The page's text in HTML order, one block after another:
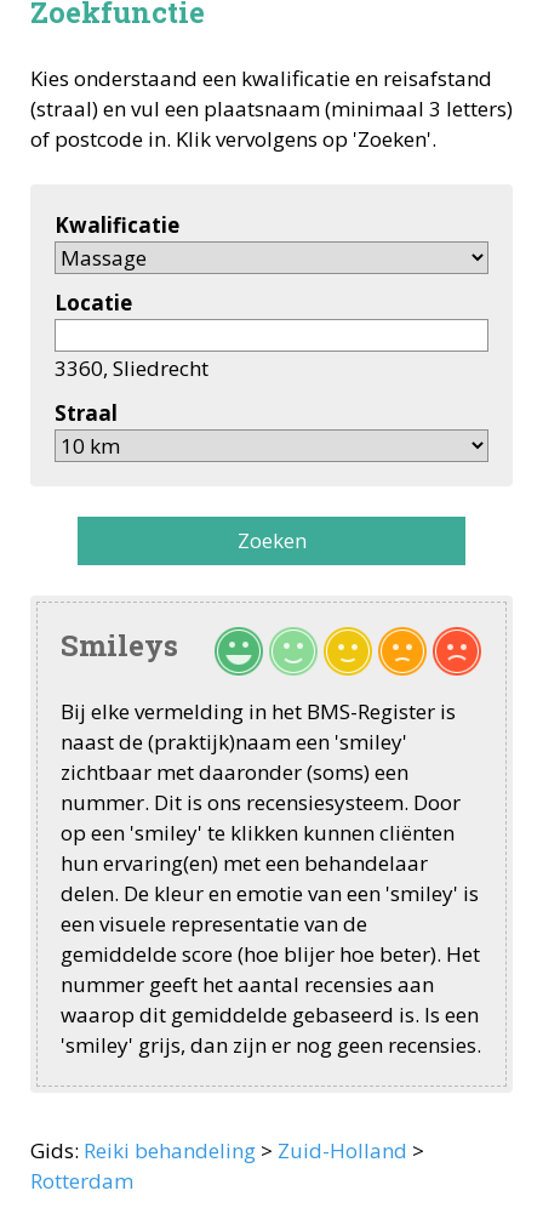
Zoekfunctie
Kies onderstaand een kwalificatie en reisafstand
(straal) en vul een plaatsnaam (minimaal 3 letters)
of postcode in. Klik vervolgens op 'Zoeken'.
Kwalificatie
Locatie
3360, Sliedrecht
Straal
Zoeken
Smileys
Bij elke vermelding in het BMS-Register is
naast de (praktijk)naam een 'smiley'
zichtbaar met daaronder (soms) een
nummer. Dit is ons recensiesysteem. Door
op een 'smiley' te klikken kunnen cliënten
hun ervaring(en) met een behandelaar
delen. De kleur en emotie van een 'smiley' is
een visuele representatie van de
gemiddelde score (hoe blijer hoe beter). Het
nummer geeft het aantal recensies aan
waarop dit gemiddelde gebaseerd is. Is een
'smiley' grijs, dan zijn er nog geen recensies.
Gids: Reiki behandeling > Zuid-Holland >
Rotterdam